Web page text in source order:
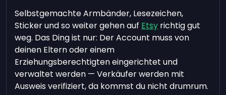
Selbstgemachte Armbänder, Lesezeichen,
Sticker und so weiter gehen auf Etsy richtig gut
weg. Das Ding ist nur: Der Account muss von
deinen Eltern oder einem
Erziehungsberechtigten eingerichtet und
verwaltet werden — Verkäufer werden mit
Ausweis verifiziert, da kommst du nicht drumrum.